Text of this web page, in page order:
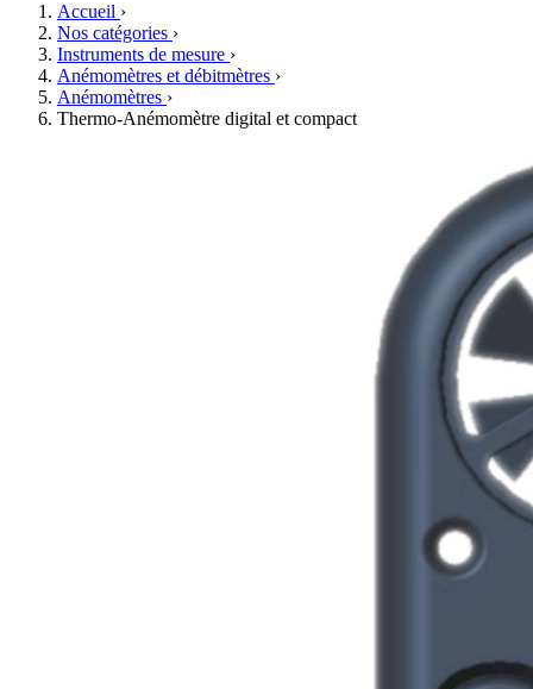
Accueil ›
Nos catégories ›
Instruments de mesure ›
Anémomètres et débitmètres ›
Anémomètres ›
Thermo-Anémomètre digital et compact